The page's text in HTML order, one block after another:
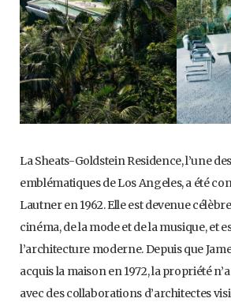
La Sheats-Goldstein Residence, l’une
emblématiques de Los Angeles, a été
Lautner en 1962. Elle est devenue
cinéma, de la mode et de la musique, et
l’architecture moderne. Depuis que
acquis la maison en 1972, la propriété n’a
avec des collaborations d’architectes